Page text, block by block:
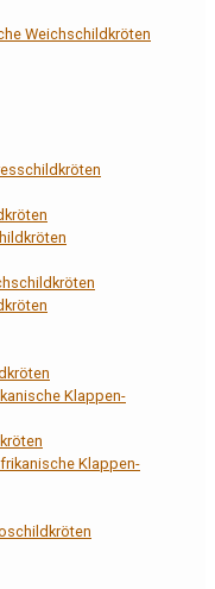
Weichschildkröten
Klappen-
Klappen-